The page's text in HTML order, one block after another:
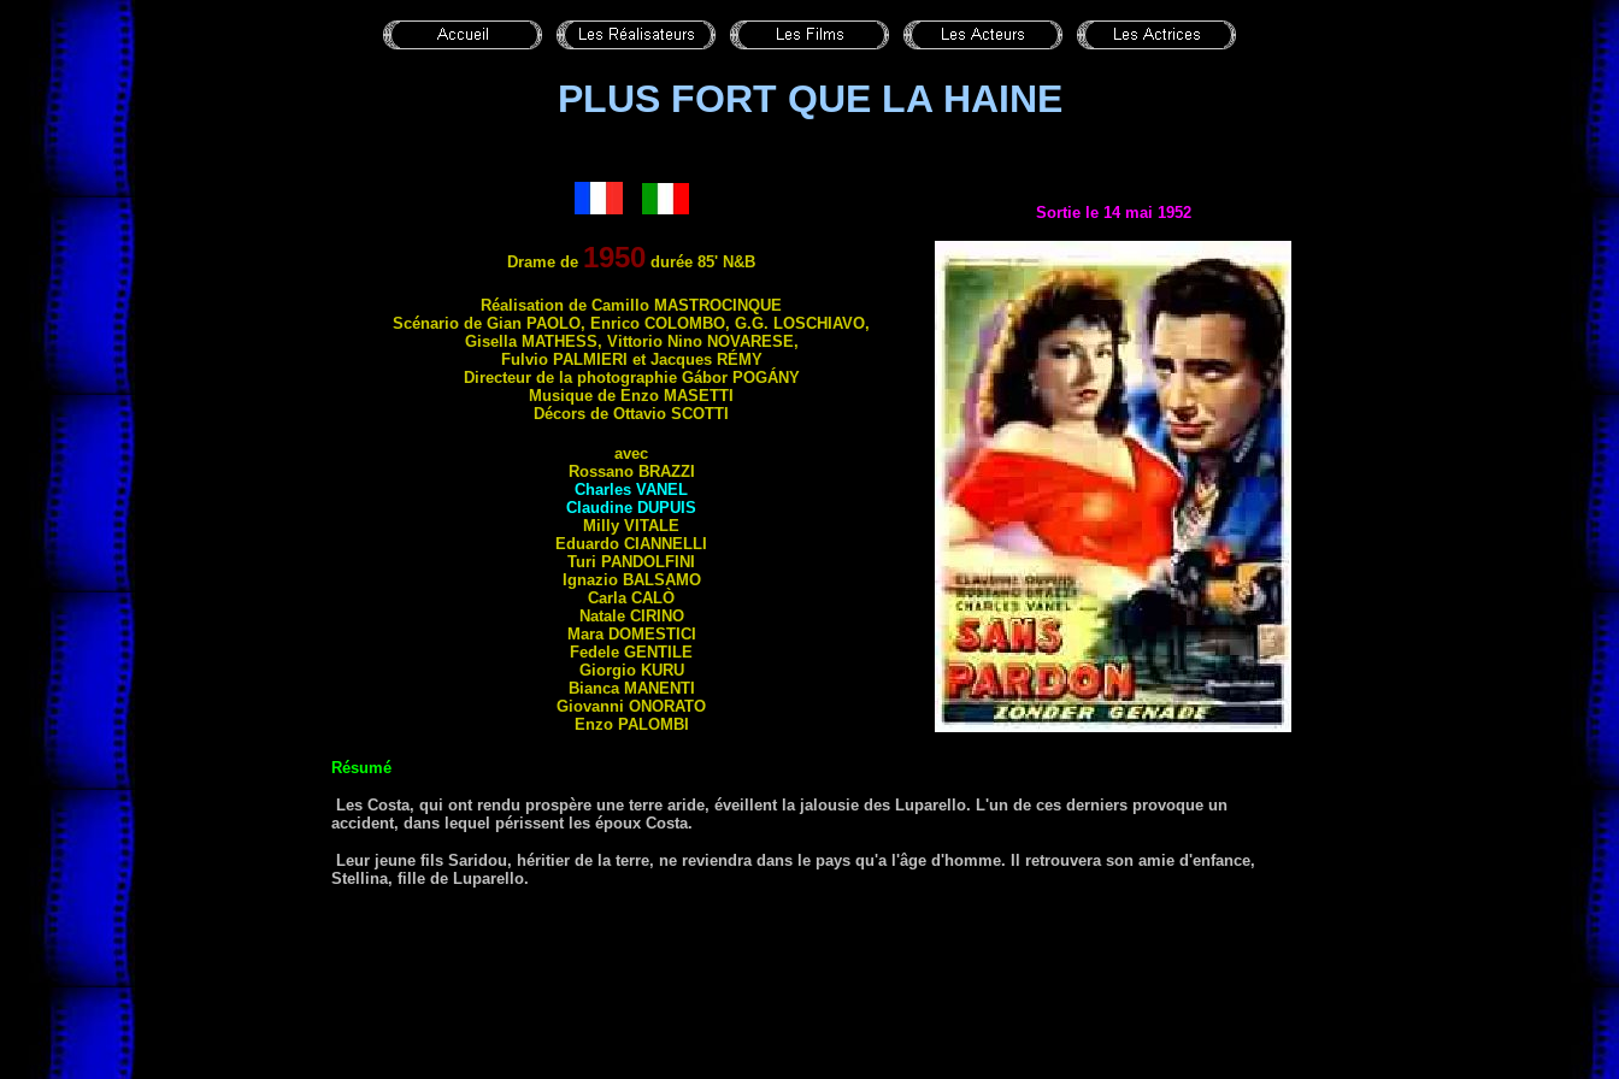
PLUS FORT QUE LA HAINE
Drame de 1950 durée 85' N&B
Réalisation de Camillo MASTROCINQUE
Scénario de Gian PAOLO, Enrico COLOMBO, G.G. LOSCHIAVO,
Gisella MATHESS, Vittorio Nino NOVARESE,
Fulvio PALMIERI et Jacques RÉMY
Directeur de la photographie Gábor POGÁNY
Musique de Enzo MASETTI
Décors de Ottavio SCOTTI
avec
Rossano BRAZZI
Charles VANEL
Claudine DUPUIS
Milly VITALE
Eduardo CIANNELLI
Turi PANDOLFINI
Ignazio BALSAMO
Carla CALÒ
Natale CIRINO
Mara DOMESTICI
Fedele GENTILE
Giorgio KURU
Bianca MANENTI
Giovanni ONORATO
Enzo PALOMBI
Sortie le 14 mai 1952
Résumé
Les Costa, qui ont rendu prospère une terre aride, éveillent la jalousie des Luparello. L'un de ces derniers provoque un
accident, dans lequel périssent les époux Costa.
Leur jeune fils Saridou, héritier de la terre, ne reviendra dans le pays qu'a l'âge d'homme. Il retrouvera son amie d'enfance,
Stellina, fille de Luparello.